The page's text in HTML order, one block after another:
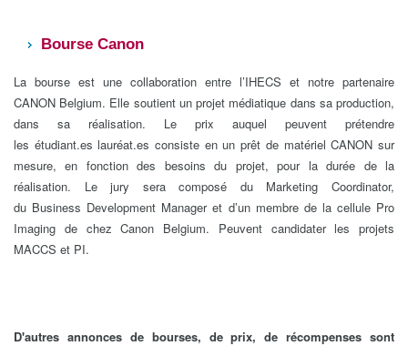
Bourse Canon
La bourse est une collaboration entre l’IHECS et notre partenaire
CANON Belgium. Elle soutient un projet médiatique dans sa production,
dans sa réalisation. Le prix auquel peuvent prétendre
les étudiant.es lauréat.es consiste en un prêt de matériel CANON sur
mesure, en fonction des besoins du projet, pour la durée de la
réalisation. Le jury sera composé du Marketing Coordinator,
du Business Development Manager et d’un membre de la cellule Pro
Imaging de chez Canon Belgium. Peuvent candidater les projets
MACCS et PI.
D'autres annonces de bourses, de prix, de récompenses sont